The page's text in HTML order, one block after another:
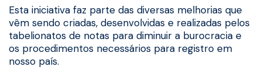
Esta iniciativa faz parte das diversas melhorias que
vêm sendo criadas, desenvolvidas e realizadas pelos
tabelionatos de notas para diminuir a burocracia e
os procedimentos necessários para registro em
nosso país.